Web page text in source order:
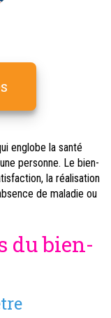
englobe la santé
personne. Le bien-
la réalisation
de maladie ou
du bien-